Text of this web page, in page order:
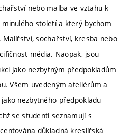
nebo malba ve vztahu k
století a který bychom
Malířství, sochařství, kresba nebo
média. Naopak, jsou
jako nezbytným předpokladům
Všem uvedeným ateliérům a
nezbytného předpokladu
se studenti seznamují s
důkladná kreslířská